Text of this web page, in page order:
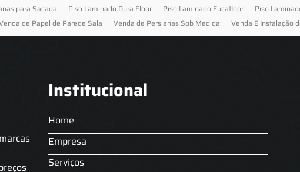
para Sacada Piso Laminado Dura Floor Piso Laminado Eucafloor Piso
de Papel de Parede Sala Venda de Persianas Sob Medida Venda E Instalação
Institucional
Home
Empresa
Serviços